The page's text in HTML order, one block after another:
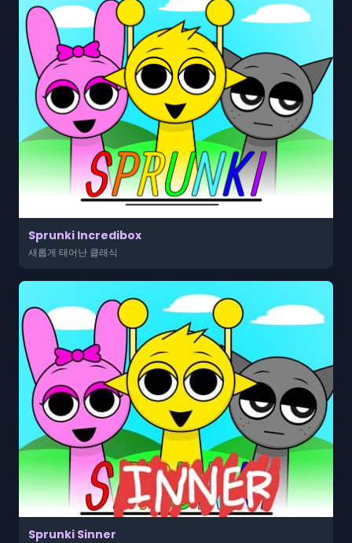
Sprunki Incredibox
새롭게 태어난 클래식
Sprunki Sinner